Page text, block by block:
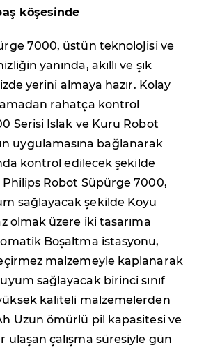
köşesinde
7000, üstün teknolojisi ve
yanında, akıllı ve şık
yerini almaya hazır. Kolay
rahatça kontrol
Serisi Islak ve Kuru Robot
uygulamasına bağlanarak
kontrol edilecek şekilde
Philips Robot Süpürge 7000,
sağlayacak şekilde Koyu
olmak üzere iki tasarıma
Boşaltma istasyonu,
malzemeyle kaplanarak
sağlayacak birinci sınıf
kaliteli malzemelerden
Uzun ömürlü pil kapasitesi ve
ulaşan çalışma süresiyle gün